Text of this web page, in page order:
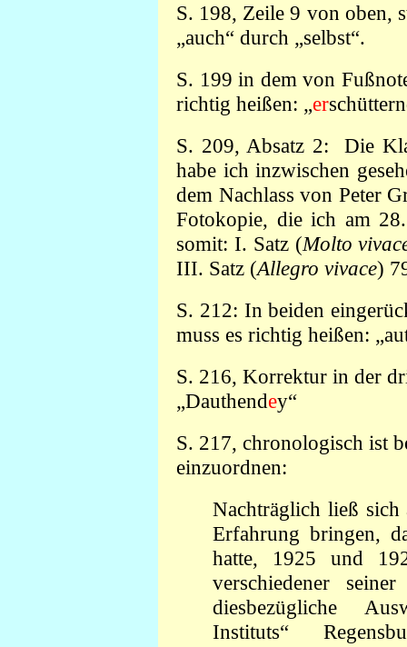
S. 198, Zeile 9 von oben,
„auch“ durch „selbst“.
S. 199 in dem von
richtig heißen: „er
S. 209, Absatz 2: Die
habe ich inzwischen
dem Nachlass von Peter
Fotokopie, die ich am
somit: I. Satz (Molto
III. Satz (Allegro vivace)
S. 212: In beiden
muss es richtig heißen:
S. 216, Korrektur in der
„Dauthendey“
S. 217, chronologisch ist
einzuordnen:
Nachträglich ließ
Erfahrung bringen,
hatte, 1925 und
verschiedener
diesbezügliche
Instituts“